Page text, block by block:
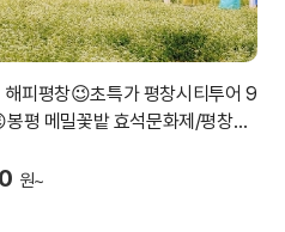
해피평창😉초특가 평창시티투어 9
평 메밀꽃밭 효석문화제/평창사
원~